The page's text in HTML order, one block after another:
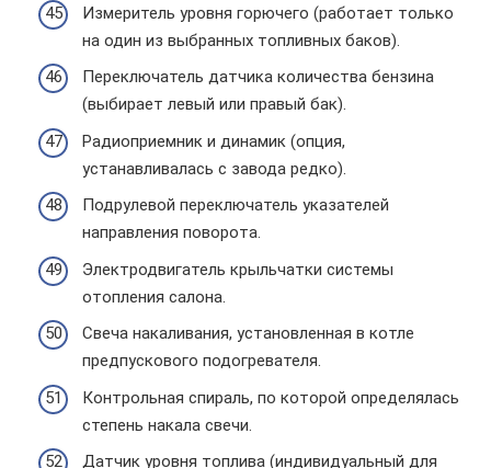
Измеритель уровня горючего (работает только
на один из выбранных топливных баков).
Переключатель датчика количества бензина
(выбирает левый или правый бак).
Радиоприемник и динамик (опция,
устанавливалась с завода редко).
Подрулевой переключатель указателей
направления поворота.
Электродвигатель крыльчатки системы
отопления салона.
Свеча накаливания, установленная в котле
предпускового подогревателя.
Контрольная спираль, по которой определялась
степень накала свечи.
Датчик уровня топлива (индивидуальный для